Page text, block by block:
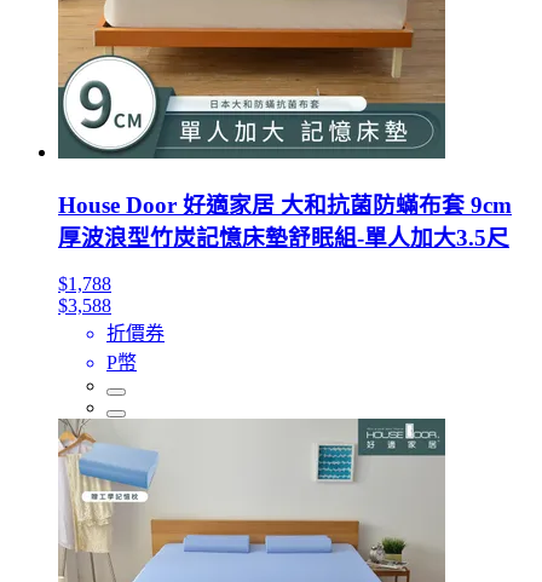
House Door 好適家居 大和抗菌防蟎布套 9cm
厚波浪型竹炭記憶床墊舒眠組-單人加大3.5尺
$1,788
$3,588
折價券
P幣